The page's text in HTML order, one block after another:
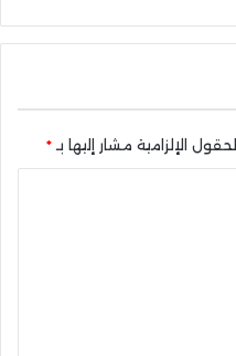
الحقول الإلزامية مشار إليها بـ*